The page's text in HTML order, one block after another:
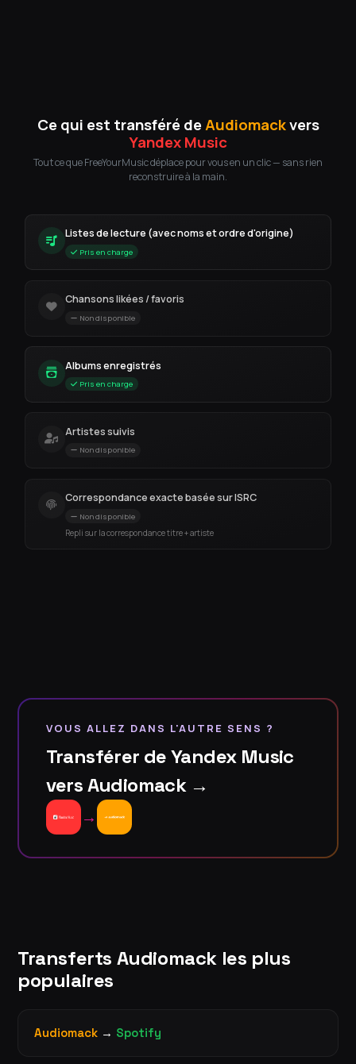
Ce qui est transféré deAudiomackvers
Yandex Music
Tout ce que FreeYourMusic déplace pour vous en un clic — sans rien
reconstruire à la main.
Listes de lecture (avec noms et ordre d'origine)
Pris en charge
Chansons likées / favoris
Non disponible
Albums enregistrés
Pris en charge
Artistes suivis
Non disponible
Correspondance exacte basée sur ISRC
Non disponible
Repli sur la correspondance titre + artiste
VOUS ALLEZ DANS L'AUTRE SENS ?
Transférer de Yandex Music
vers Audiomack →
→
Transferts Audiomack les plus
populaires
Audiomack → Spotify